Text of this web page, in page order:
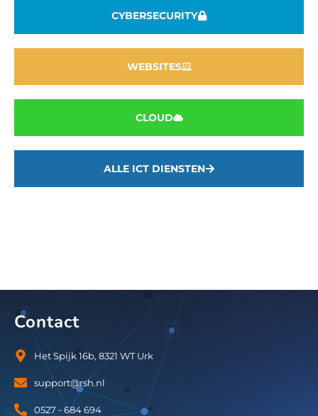
CYBERSECURITY
WEBSITES
CLOUD
ALLE ICT DIENSTEN
Contact
Het Spijk 16b, 8321 WT Urk
support@rsh.nl
0527 - 684 694